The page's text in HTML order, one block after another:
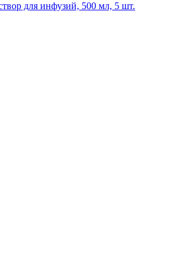
для инфузий, 500 мл, 5 шт.